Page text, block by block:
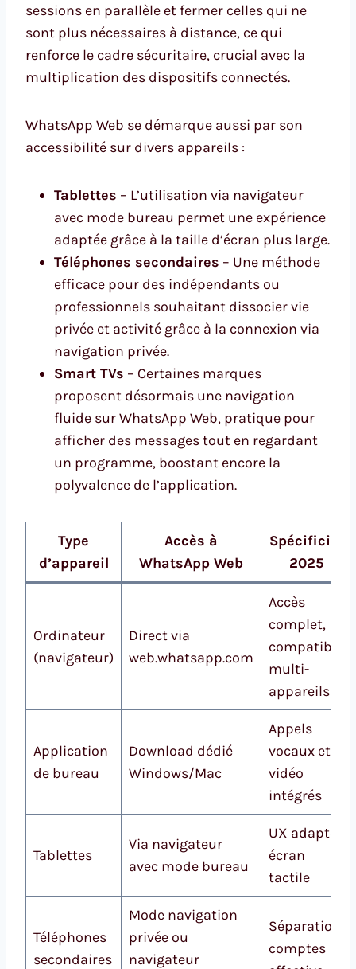
sessions en parallèle et fermer celles qui ne
sont plus nécessaires à distance, ce qui
renforce le cadre sécuritaire, crucial avec la
multiplication des dispositifs connectés.
WhatsApp Web se démarque aussi par son
accessibilité sur divers appareils :
Tablettes – L’utilisation via navigateur
avec mode bureau permet une expérience
adaptée grâce à la taille d’écran plus large.
Téléphones secondaires – Une méthode
efficace pour des indépendants ou
professionnels souhaitant dissocier vie
privée et activité grâce à la connexion via
navigation privée.
Smart TVs – Certaines marques
proposent désormais une navigation
fluide sur WhatsApp Web, pratique pour
afficher des messages tout en regardant
un programme, boostant encore la
polyvalence de l’application.
Type
d’appareil
Accès à
WhatsApp Web
Spécificité
2025
Ordinateur
(navigateur)
Direct via
web.whatsapp.com
Accès
complet,
compatible
multi-
appareils
Application
de bureau
Download dédié
Windows/Mac
Appels
vocaux et
vidéo
intégrés
Tablettes
Via navigateur
avec mode bureau
UX adaptée
écran
tactile
Téléphones
secondaires
Mode navigation
privée ou
navigateur
Séparation
comptes